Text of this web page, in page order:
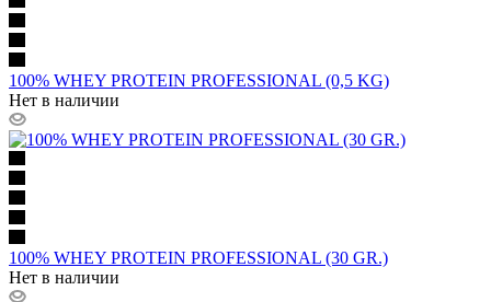
100% WHEY PROTEIN PROFESSIONAL (0,5 KG)
Нет в наличии
100% WHEY PROTEIN PROFESSIONAL (30 GR.)
Нет в наличии